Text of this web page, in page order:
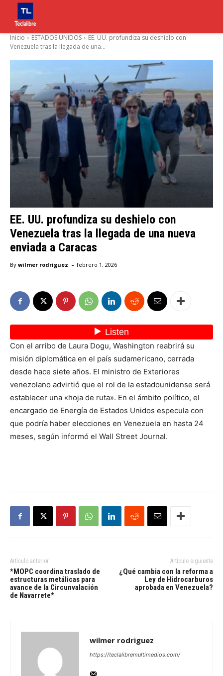
Inicio ESTADOS UNIDOS
EE. UU. profundiza su deshielo con
Venezuela tras la llegada de una...
EE. UU. profundiza su deshielo con
Venezuela tras la llegada de una nueva
enviada a Caracas
By wilmer rodriguez - febrero 1, 2026
Con el arribo de Laura Dogu, Washington reabrirá su
misión diplomática en el país sudamericano, cerrada
desde hace siete años. El ministro de Exteriores
venezolano advirtió que el rol de la estadounidense será
establecer una «hoja de ruta». En el ámbito político, el
encargado de Energía de Estados Unidos especula con
que podría haber elecciones en Venezuela en hasta 24
meses, según informó el Wall Street Journal.
Artículo anterior
*MOPC coordina traslado de
estructuras metálicas para
avance de la Circunvalación
de Navarrete*
Artículo siguiente
¿Qué cambia con la reforma a
Ley de Hidrocarburos
aprobada en Venezuela?
wilmer rodriguez
https://teclalibremultimedios.com/